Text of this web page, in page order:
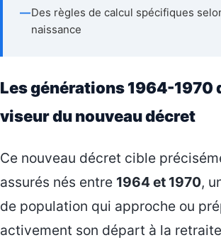
—Des règles de calcul spécifiques
naissance
Les générations 1964-1970
viseur du nouveau décret
Ce nouveau décret cible
assurés nés entre 1964 et 1970,
de population qui approche ou
activement son départ à la